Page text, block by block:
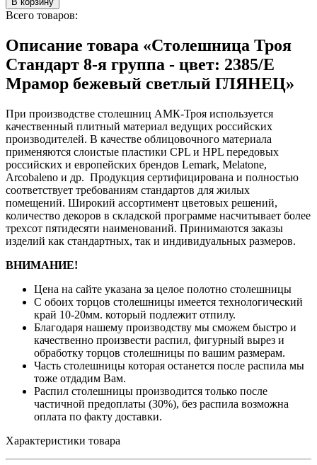
Всего товаров:
Описание товара «Столешница Троя
Стандарт 8-я группа - цвет: 2385/E
Мрамор бежевый светлый ГЛЯНЕЦ»
При производстве столешниц АМК-Троя используется
качественный плитный материал ведущих российских
производителей. В качестве облицовочного материала
применяются слоистые пластики CPL и HPL передовых
российских и европейских брендов Lemark, Melatone,
Arcobaleno и др. Продукция сертифицирована и полностью
соответствует требованиям стандартов для жилых
помещений. Широкий ассортимент цветовых решений,
количество декоров в складской программе насчитывает более
трехсот пятидесяти наименований. Принимаются заказы
изделий как стандартных, так и индивидуальных размеров.
ВНИМАНИЕ!
Цена на сайте указана за целое полотно столешницы
С обоих торцов столешницы имеется технологический
край 10-20мм. который подлежит отпилу.
Благодаря нашему производству мы сможем быстро и
качественно произвести распил, фигурный вырез и
обработку торцов столешницы по вашим размерам.
Часть столешницы которая останется после распила мы
тоже отдадим Вам.
Распил столешницы производится только после
частичной предоплаты (30%), без распила возможна
оплата по факту доставки.
Характеристики товара